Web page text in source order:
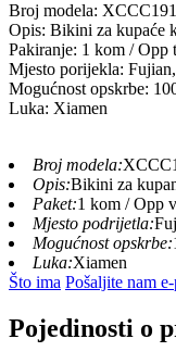
Broj modela:
Opis: Bikini za kupaće
Pakiranje: 1 kom / Opp
Mjesto porijekla:
Mogućnost opskrbe:
Luka: Xiamen
Broj modela:
Opis:Bikini za
Paket:1 kom / Opp
Mjesto podrijetla:
Mogućnost opskrbe:
Luka:Xiamen
Što ima Pošaljite nam
Pojedinosti o